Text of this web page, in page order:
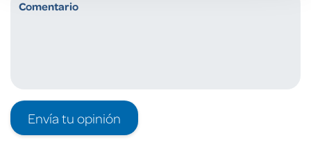
Envía tu opinión